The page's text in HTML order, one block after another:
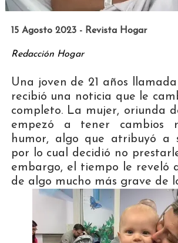
15 Agosto 2023 - Revista Hogar
Redacción Hogar
Una joven de 21 años
recibió una noticia que le
completo. La mujer, oriunda
empezó a tener cambios
humor, algo que atribuyó a
por lo cual decidió no
embargo, el tiempo le reveló
de algo mucho más grave de